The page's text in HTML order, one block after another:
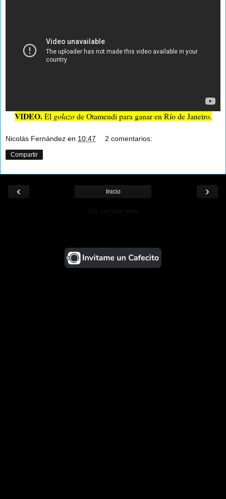
VIDEO.El golazode Otamendi para ganar en Río de Janeiro.
Nicolás Fernández en 10:47 2 comentarios:
Compartir
‹ ›
Inicio